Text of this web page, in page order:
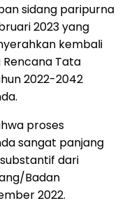
sidang paripurna
2023 yang
kembali
Tata
2022-2042
proses
sangat panjang
dari
Badan
2022.